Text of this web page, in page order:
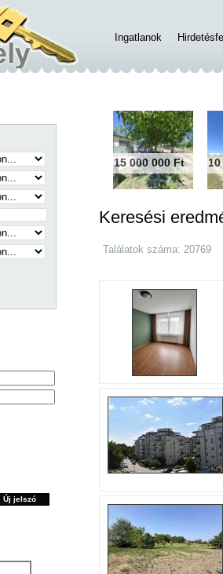
Ingatlanok
15 000 000 Ft 10
Keresési
Találatok száma: 20769